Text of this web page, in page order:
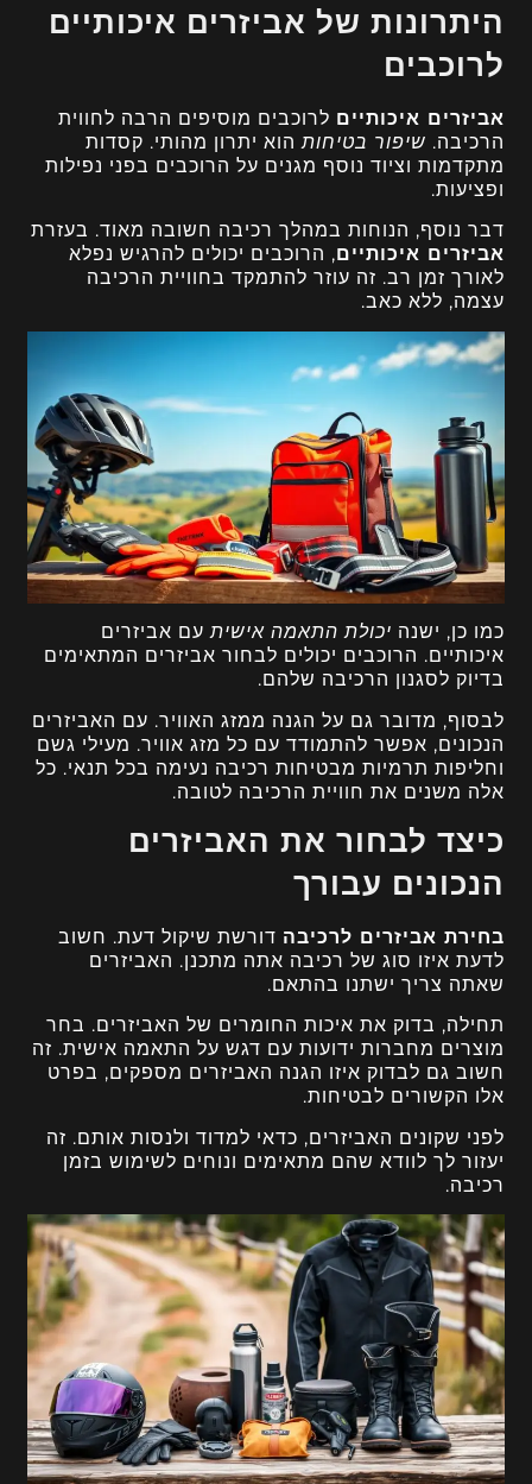
היתרונות של אביזרים איכותיים
לרוכבים
אביזרים איכותיים לרוכבים מוסיפים הרבה לחווית
הרכיבה. שיפור בטיחות הוא יתרון מהותי. קסדות
מתקדמות וציוד נוסף מגנים על הרוכבים בפני נפילות
ופציעות.
דבר נוסף, הנוחות במהלך רכיבה חשובה מאוד. בעזרת
אביזרים איכותיים, הרוכבים יכולים להרגיש נפלא
לאורך זמן רב. זה עוזר להתמקד בחוויית הרכיבה
עצמה, ללא כאב.
כמו כן, ישנה יכולת התאמה אישיתעם אביזרים
איכותיים. הרוכבים יכולים לבחור אביזרים המתאימים
בדיוק לסגנון הרכיבה שלהם.
לבסוף, מדובר גם על הגנה ממזג האוויר. עם האביזרים
הנכונים, אפשר להתמודד עם כל מזג אוויר. מעילי גשם
וחליפות תרמיות מבטיחות רכיבה נעימה בכל תנאי. כל
אלה משנים את חוויית הרכיבה לטובה.
כיצד לבחור את האביזרים
הנכונים עבורך
בחירת אביזרים לרכיבה דורשת שיקול דעת. חשוב
לדעת איזו סוג של רכיבה אתה מתכנן. האביזרים
שאתה צריך ישתנו בהתאם.
תחילה, בדוק את איכות החומרים של האביזרים. בחר
מוצרים מחברות ידועות עם דגש על התאמה אישית. זה
חשוב גם לבדוק איזו הגנה האביזרים מספקים, בפרט
אלו הקשורים לבטיחות.
לפני שקונים האביזרים, כדאי למדוד ולנסות אותם. זה
יעזור לך לוודא שהם מתאימים ונוחים לשימוש בזמן
רכיבה.